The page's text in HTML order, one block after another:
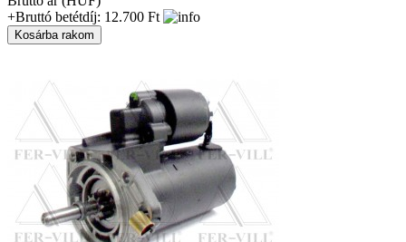
+Bruttó betétdíj: 12.700 Ft